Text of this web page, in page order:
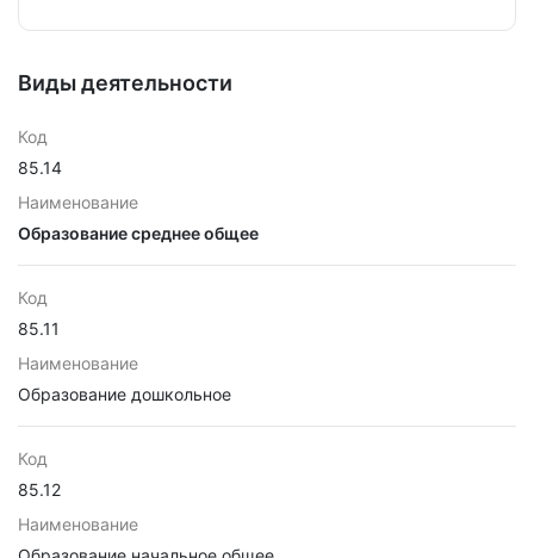
Виды деятельности
Код
85.14
Наименование
Образование среднее общее
Код
85.11
Наименование
Образование дошкольное
Код
85.12
Наименование